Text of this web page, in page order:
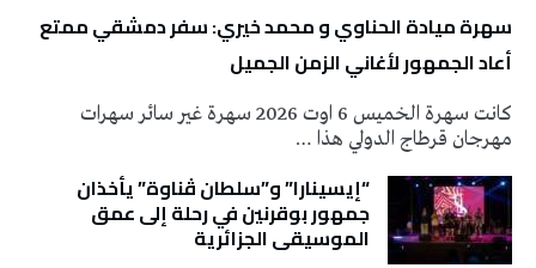
سهرة ميادة الحناوي و محمد خيري: سفر دمشقي ممتع
أعاد الجمهور لأغاني الزمن الجميل
كانت سهرة الخميس 6 اوت 2026 سهرة غير سائر سهرات
مهرجان قرطاج الدولي هذا …
“إيسينارا” و”سلطان ڤناوة” يأخذان
جمهور بوقرنين في رحلة إلى عمق
الموسيقى الجزائرية